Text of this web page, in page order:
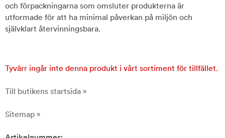
och förpackningarna som omsluter produkterna är
utformade för att ha minimal påverkan på miljön och
självklart återvinningsbara.
Tyvärr ingår inte denna produkt i vårt sortiment för tillfället.
Till butikens startsida »
Sitemap »